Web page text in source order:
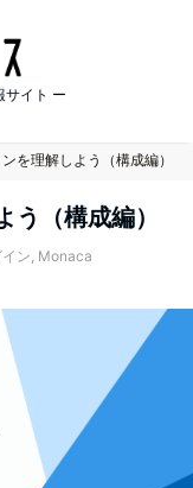
サイト ー
を理解しよう（構成編）
（構成編）
ン, Monaca